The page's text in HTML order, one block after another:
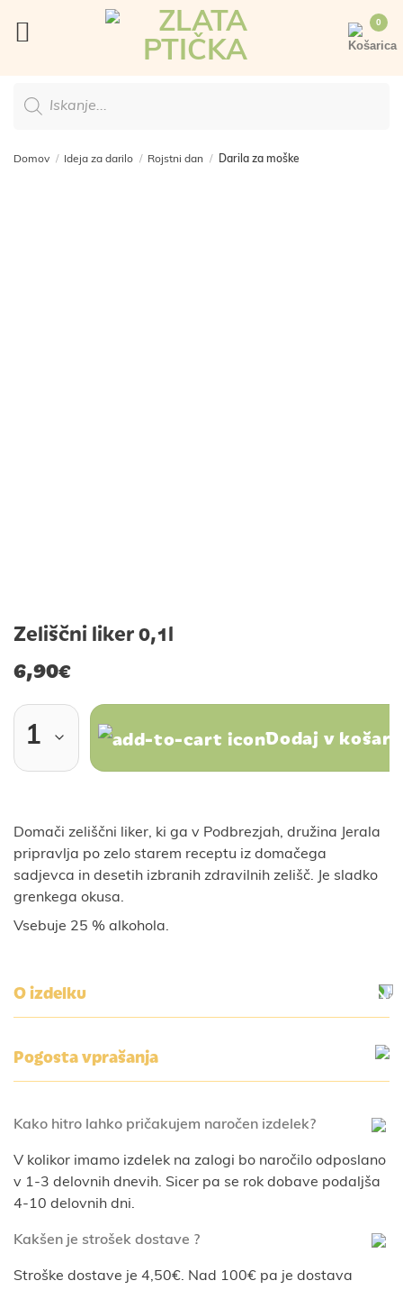
search
Domov / Ideja za darilo / Rojstni dan / Darila za moške
Zeliščni liker 0,1l
6,90€
Dodaj v
Domači zeliščni liker, ki ga v Podbrezjah, družina Jerala
pripravlja po zelo starem receptu iz domačega
sadjevca in desetih izbranih zdravilnih zelišč. Je sladko
grenkega okusa.
Vsebuje 25 % alkohola.
O izdelku
Pogosta vprašanja
Kako hitro lahko pričakujem naročen izdelek?
V kolikor imamo izdelek na zalogi bo naročilo odposlano
v 1-3 delovnih dnevih. Sicer pa se rok dobave podaljša
4-10 delovnih dni.
Kakšen je strošek dostave ?
Stroške dostave je 4,50€. Nad 100€ pa je dostava